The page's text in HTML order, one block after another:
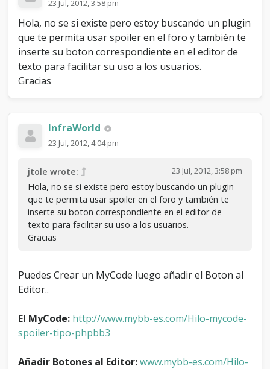
+
b
t
e
r
d
e
e
23 Jul, 2012, 3:58 pm
Hola, no se si existe pero estoy buscando un plugin
que te permita usar spoiler en el foro y también te
inserte su boton correspondiente en el editor de
texto para facilitar su uso a los usuarios.
Gracias
InfraWorld
23 Jul, 2012, 4:04 pm
23 Jul, 2012, 3:58 pm
jtole wrote:
Hola, no se si existe pero estoy buscando un plugin
que te permita usar spoiler en el foro y también te
inserte su boton correspondiente en el editor de
texto para facilitar su uso a los usuarios.
Gracias
Puedes Crear un MyCode luego añadir el Boton al
Editor..
El MyCode: http://www.mybb-es.com/Hilo-mycode-
spoiler-tipo-phpbb3
Añadir Botones al Editor: www.mybb-es.com/Hilo-